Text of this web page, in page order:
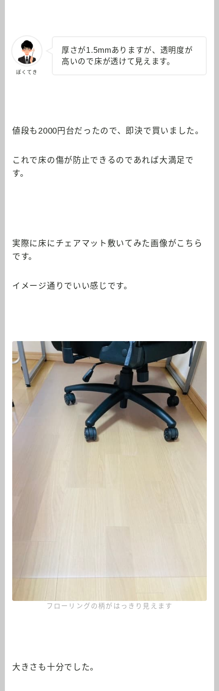
ぼくてき
厚さが1.5mmありますが、透明度が
高いので床が透けて見えます。
値段も2000円台だったので、即決で買いました。
これで床の傷が防止できるのであれば大満足で
す。
実際に床にチェアマット敷いてみた画像がこちら
です。
イメージ通りでいい感じです。
フローリングの柄がはっきり見えます
大きさも十分でした。